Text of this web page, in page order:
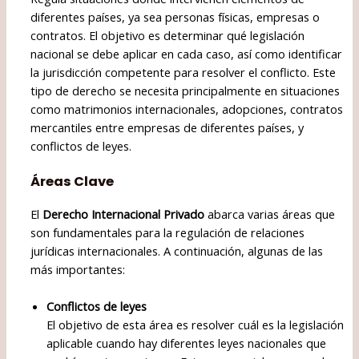
diferentes países, ya sea personas físicas, empresas o
contratos. El objetivo es determinar qué legislación
nacional se debe aplicar en cada caso, así como identificar
la jurisdicción competente para resolver el conflicto. Este
tipo de derecho se necesita principalmente en situaciones
como matrimonios internacionales, adopciones, contratos
mercantiles entre empresas de diferentes países, y
conflictos de leyes.
Áreas Clave
El Derecho Internacional Privado abarca varias áreas que
son fundamentales para la regulación de relaciones
jurídicas internacionales. A continuación, algunas de las
más importantes:
Conflictos de leyes
El objetivo de esta área es resolver cuál es la legislación
aplicable cuando hay diferentes leyes nacionales que